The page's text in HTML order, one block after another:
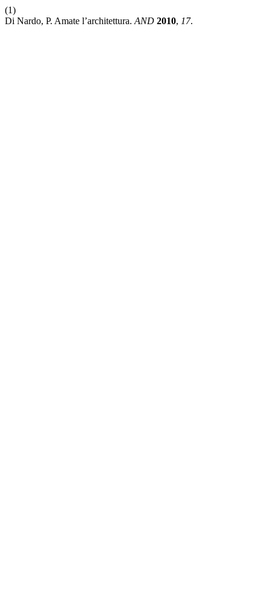
(1)
Di Nardo, P. Amate l’architettura. AND 2010, 17.